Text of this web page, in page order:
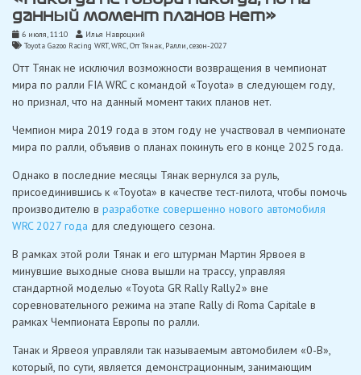
данный момент планов нет»
6 июля, 11:10
Илья Навроцкий
Toyota Gazoo Racing WRT,WRC,Отт Тянак, Ралли,сезон-2027
Отт Тянак не исключил возможности возвращения в чемпионат
мира по ралли FIA WRC с командой «Toyota» в следующем году,
но признал, что на данный момент таких планов нет.
Чемпион мира 2019 года в этом году не участвовал в чемпионате
мира по ралли, объявив о планах покинуть его в конце 2025 года.
Однако в последние месяцы Тянак вернулся за руль,
присоединившись к «Toyota» в качестве тест-пилота, чтобы помочь
производителю в разработке совершенно нового автомобиля
WRC 2027 года для следующего сезона.
В рамках этой роли Тянак и его штурман Мартин Ярвоея в
минувшие выходные снова вышли на трассу, управляя
стандартной моделью «Toyota GR Rally Rally2» вне
соревновательного режима на этапе Rally di Roma Capitale в
рамках Чемпионата Европы по ралли.
Танак и Ярвеоя управляли так называемым автомобилем «0-B»,
который, по сути, является демонстрационным, занимающим